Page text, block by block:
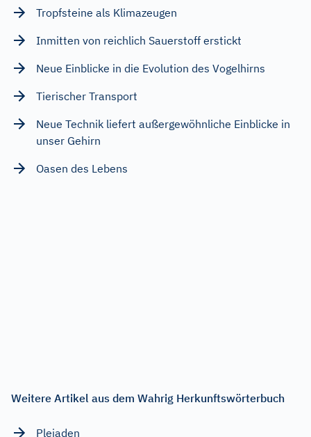
Tropfsteine als Klimazeugen
Inmitten von reichlich Sauerstoff erstickt
Neue Einblicke in die Evolution des Vogelhirns
Tierischer Transport
Neue Technik liefert außergewöhnliche Einblicke in
unser Gehirn
Oasen des Lebens
Weitere Artikel aus dem Wahrig Herkunftswörterbuch
Plejaden